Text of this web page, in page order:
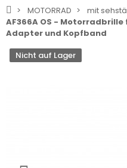
MOTORRAD
mit
AF366A OS -
Adapter und Kopfband
Nicht auf Lager